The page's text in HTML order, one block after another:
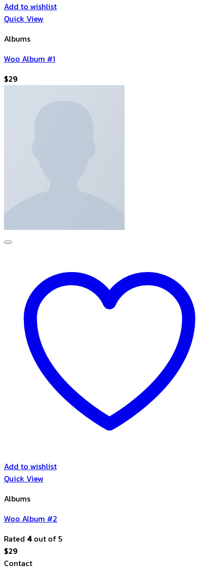
Add to wishlist
Quick View
Albums
Woo Album #1
$29
Add to wishlist
Quick View
Albums
Woo Album #2
Rated 4 out of 5
$29
Contact